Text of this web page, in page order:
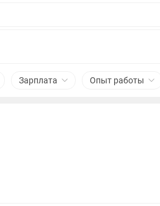
Зарплата Опыт работы